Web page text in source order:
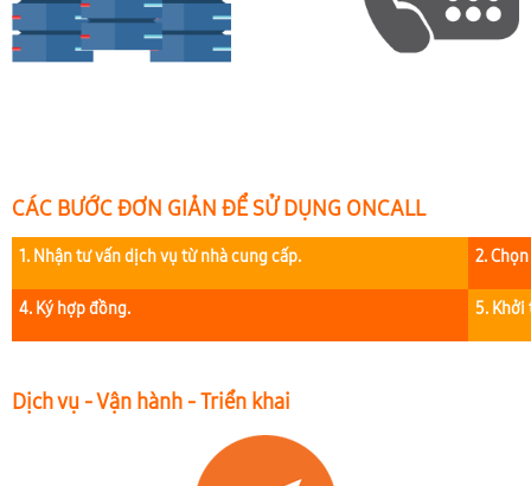
CÁC BƯỚC ĐƠN GIẢN ĐỂ SỬ DỤNG ONCALL
1. Nhận tư vấn dịch vụ từ nhà cung cấp. 2.
4. Ký hợp đồng. 5. Khởi
Dịch vụ - Vận hành - Triển khai